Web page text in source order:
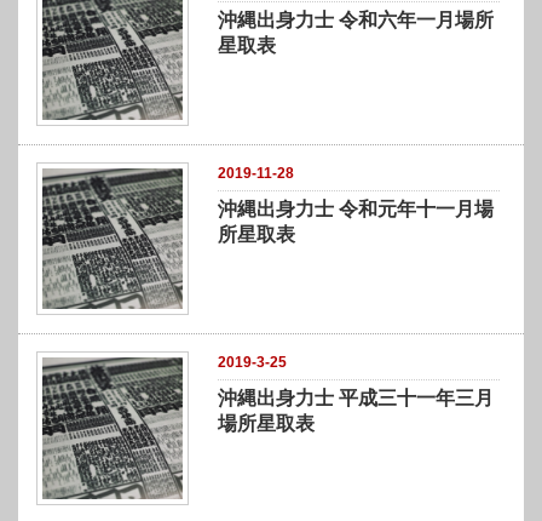
沖縄出身力士 令和六年一月場所
星取表
2019-11-28
沖縄出身力士 令和元年十一月場
所星取表
2019-3-25
沖縄出身力士 平成三十一年三月
場所星取表